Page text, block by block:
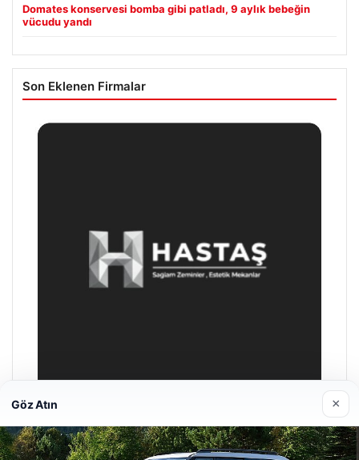
Domates konservesi bomba gibi patladı, 9 aylık bebeğin
vücudu yandı
Son Eklenen Firmalar
Prenses Night Club
Nisan 29, 2026
Göz Atın ×